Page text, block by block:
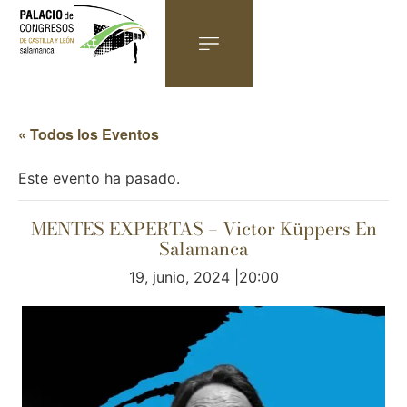
« Todos los Eventos
Este evento ha pasado.
MENTES EXPERTAS – Victor Küppers En
Salamanca
19, junio, 2024 |20:00